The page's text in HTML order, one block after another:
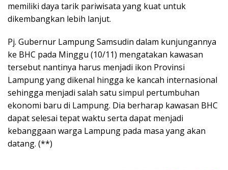
memiliki daya tarik pariwisata yang kuat untuk
dikembangkan lebih lanjut.
Pj. Gubernur Lampung Samsudin dalam kunjungannya
ke BHC pada Minggu (10/11) mengatakan kawasan
tersebut nantinya harus menjadi ikon Provinsi
Lampung yang dikenal hingga ke kancah internasional
sehingga menjadi salah satu simpul pertumbuhan
ekonomi baru di Lampung. Dia berharap kawasan BHC
dapat selesai tepat waktu serta dapat menjadi
kebanggaan warga Lampung pada masa yang akan
datang. (**)